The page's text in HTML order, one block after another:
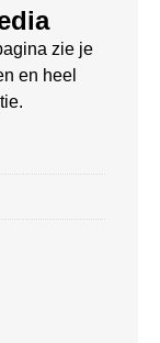
zie je
en heel